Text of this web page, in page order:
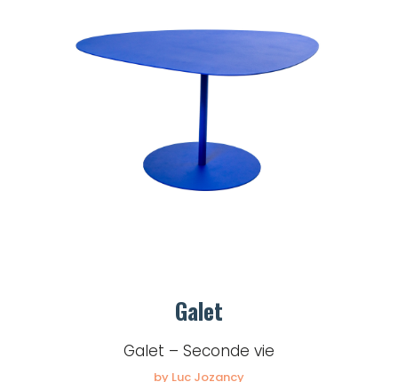
Galet
Galet – Seconde vie
by Luc Jozancy